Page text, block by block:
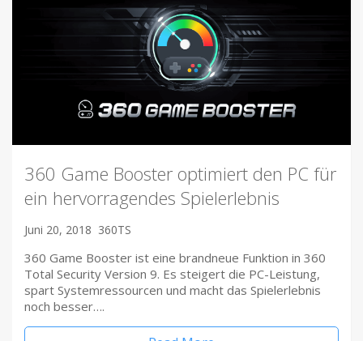
360 Game Booster optimiert den PC für
ein hervorragendes Spielerlebnis
Juni 20, 2018 360TS
360 Game Booster ist eine brandneue Funktion in 360
Total Security Version 9. Es steigert die PC-Leistung,
spart Systemressourcen und macht das Spielerlebnis
noch besser….